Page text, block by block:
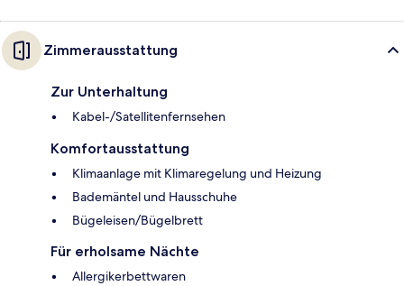
Zimmerausstattung
Zur Unterhaltung
Kabel-/Satellitenfernsehen
Komfortausstattung
Klimaanlage mit Klimaregelung und Heizung
Bademäntel und Hausschuhe
Bügeleisen/Bügelbrett
Für erholsame Nächte
Allergikerbettwaren